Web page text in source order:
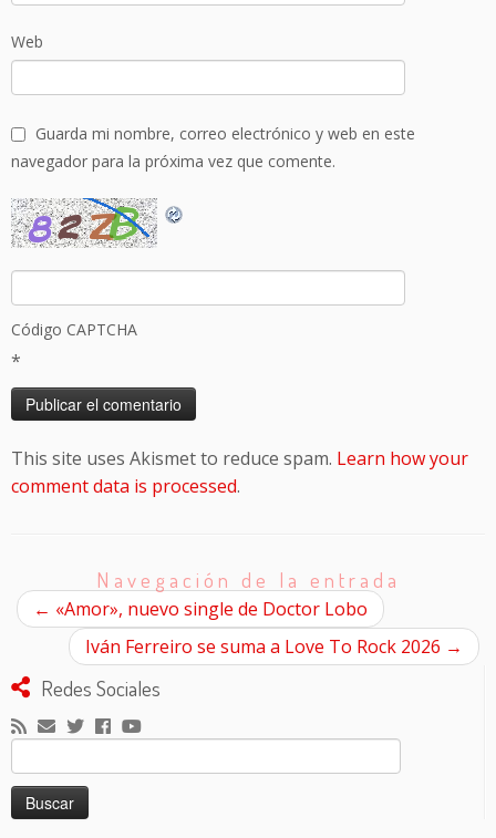
Web
Guarda mi nombre, correo electrónico y web en este
navegador para la próxima vez que comente.
Código CAPTCHA
*
This site uses Akismet to reduce spam. Learn how your
comment data is processed.
Navegación de la entrada
← «Amor», nuevo single de Doctor Lobo
Iván Ferreiro se suma a Love To Rock 2026 →
Redes Sociales
Buscar: